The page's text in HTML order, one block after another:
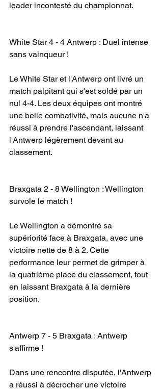
leader incontesté du championnat.
White Star 4 - 4 Antwerp : Duel intense
sans vainqueur !
Le White Star et l'Antwerp ont livré un
match palpitant qui s'est soldé par un
nul 4-4. Les deux équipes ont montré
une belle combativité, mais aucune n'a
réussi à prendre l'ascendant, laissant
l'Antwerp légèrement devant au
classement.
Braxgata 2 - 8 Wellington : Wellington
survole le match !
Le Wellington a démontré sa
supériorité face à Braxgata, avec une
victoire nette de 8 à 2. Cette
performance leur permet de grimper à
la quatrième place du classement, tout
en laissant Braxgata à la dernière
position.
Antwerp 7 - 5 Braxgata : Antwerp
s'affirme !
Dans une rencontre disputée, l'Antwerp
a réussi à décrocher une victoire